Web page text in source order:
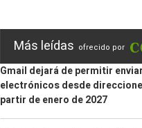
Más leídas ofrecido por
Gmail dejará de permitir
electrónicos desde
partir de enero de 2027